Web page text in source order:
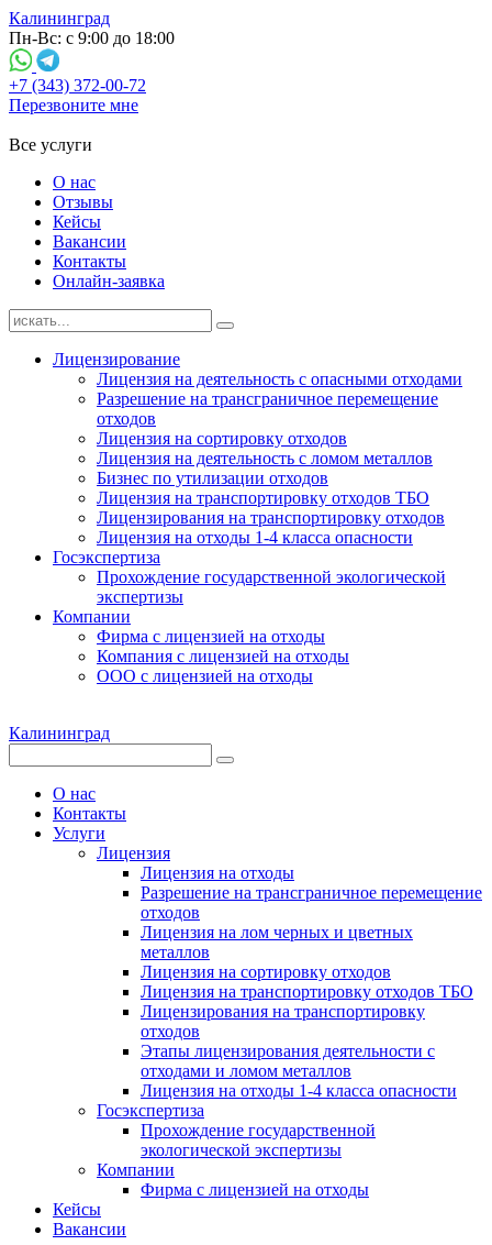
Калининград
Пн-Вс: с 9:00 до 18:00
+7 (343) 372-00-72
Перезвоните мне
Все услуги
О нас
Отзывы
Кейсы
Вакансии
Контакты
Онлайн-заявка
Лицензирование
Лицензия на деятельность с опасными отходами
Разрешение на трансграничное перемещение
отходов
Лицензия на сортировку отходов
Лицензия на деятельность с ломом металлов
Бизнес по утилизации отходов
Лицензия на транспортировку отходов ТБО
Лицензирования на транспортировку отходов
Лицензия на отходы 1-4 класса опасности
Госэкспертиза
Прохождение государственной экологической
экспертизы
Компании
Фирма с лицензией на отходы
Компания с лицензией на отходы
ООО с лицензией на отходы
Калининград
О нас
Контакты
Услуги
Лицензия
Лицензия на отходы
Разрешение на трансграничное перемещение
отходов
Лицензия на лом черных и цветных
металлов
Лицензия на сортировку отходов
Лицензия на транспортировку отходов ТБО
Лицензирования на транспортировку
отходов
Этапы лицензирования деятельности с
отходами и ломом металлов
Лицензия на отходы 1-4 класса опасности
Госэкспертиза
Прохождение государственной
экологической экспертизы
Компании
Фирма с лицензией на отходы
Кейсы
Вакансии